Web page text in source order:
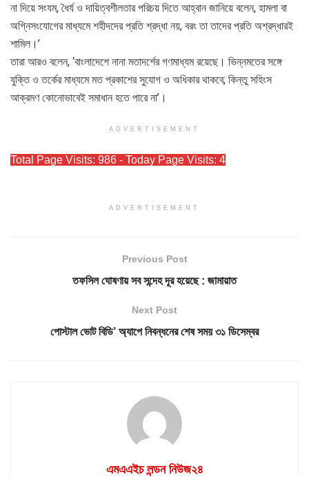
না দিয়ে সংযম, ধৈর্য ও দায়িত্বশীলতার পরিচয় দিতে আহ্বান জানিয়ে বলেন, হামলা বা
অগ্নিসংযোগের মাধ্যমে শহীদদের প্রতি শ্রদ্ধা নয়, বরং তা তাদের প্রতি অশ্রদ্ধারই
শামিল।’
তারা আরও বলেন, ‘বাংলাদেশে নানা মতাদর্শের গণমাধ্যম রয়েছে। ভিন্নমতের সঙ্গে
যুক্তি ও তর্কের মাধ্যমে মত প্রকাশের সুযোগ ও অধিকার থাকবে; কিন্তু সহিংস
আক্রমণ কোনোভাবেই সমাধান হতে পারে না’।
ADVERTISEMENT
Total Page Visits: 986 - Today Page Visits: 4
ADVERTISEMENT
Previous Post
তফসিল ঘোষণায় সব সন্দেহ দূর হয়েছে : জামায়াত
Next Post
পোস্টাল ভোট বিডি’ অ্যাপে নিবন্ধনের শেষ সময় ৩১ ডিসেম্বর
এমএএইচ লন্ডন নিউজ২৪